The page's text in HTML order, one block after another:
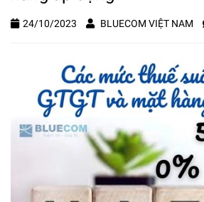
24/10/2023 BLUECOM VIỆT NAM